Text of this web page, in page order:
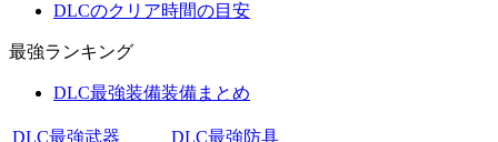
DLCのクリア時間の目安
最強ランキング
DLC最強装備装備まとめ
DLC最強武器
DLC最強防具